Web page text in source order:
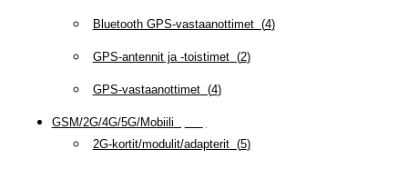
Bluetooth GPS-vastaanottimet(4)
GPS-antennit ja -toistimet(2)
GPS-vastaanottimet(4)
GSM/2G/4G/5G/Mobiili
2G-kortit/modulit/adapterit(5)